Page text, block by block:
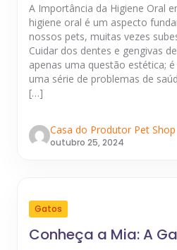
A Importância da Higiene Oral
higiene oral é um aspecto
nossos pets, muitas vezes
Cuidar dos dentes e gengivas
apenas uma questão estética;
uma série de problemas de
[…]
Casa do Produtor Pet Shop
outubro 25, 2024
Gatos
Conheça a Mia: A